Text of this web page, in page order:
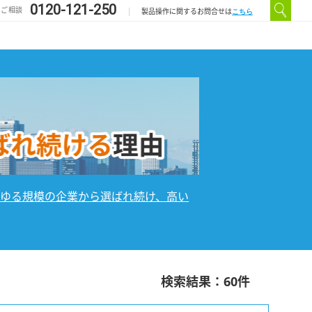
相談 0120-121-250 製品操作に関するお問合せは こちら
る規模の企業から選ばれ続け、高い
検索結果： 60件